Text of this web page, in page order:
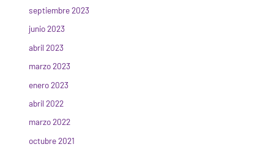
septiembre 2023
junio 2023
abril 2023
marzo 2023
enero 2023
abril 2022
marzo 2022
octubre 2021